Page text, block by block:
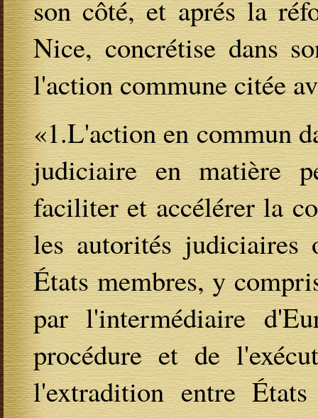
son côté, et aprés la
Nice, concrétise dans
l'action commune citée
«1.L'action en commun
judiciaire en matière
faciliter et accélérer la
les autorités judiciaires
États membres, y
par l'intermédiaire
procédure et de
l'extradition entre